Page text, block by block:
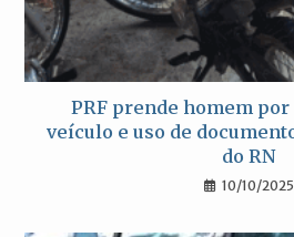
PRF prende homem por
veículo e uso de
do RN
10/10/2025